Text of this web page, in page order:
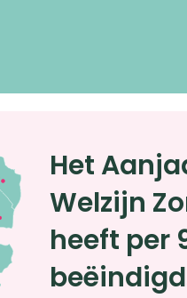
Het
Welzijn
heeft per